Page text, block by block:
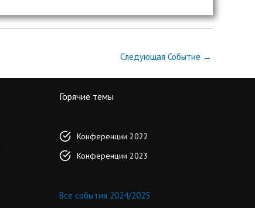
Следующая Событие →
Горячие темы
Конференции 2022
Конференции 2023
Все события 2024/2025